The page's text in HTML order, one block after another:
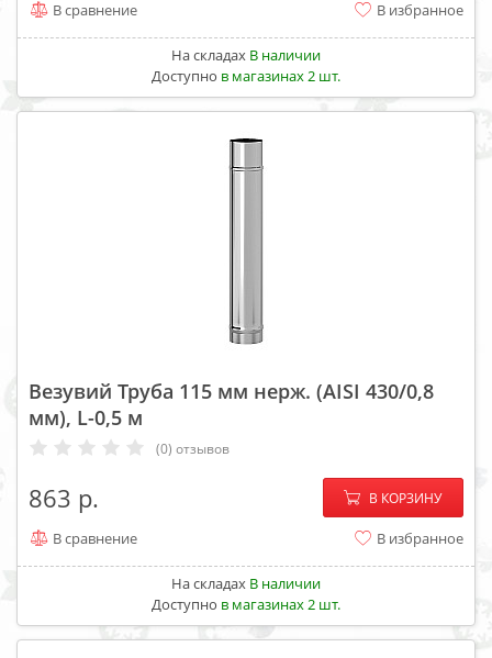
В сравнение В избранное
На складах В наличии
Доступно в магазинах 2 шт.
Везувий Труба 115 мм нерж. (AISI 430/0,8
мм), L-0,5 м
(0) отзывов
863 − +
В КОРЗИНУ
В сравнение В избранное
На складах В наличии
Доступно в магазинах 2 шт.